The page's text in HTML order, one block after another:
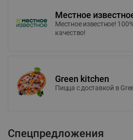
Местное
Местное известное!
качество!
Green kitchen
Пицца c доставкой в
Спецпредложения